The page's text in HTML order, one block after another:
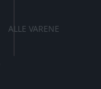
ALLE VARENE